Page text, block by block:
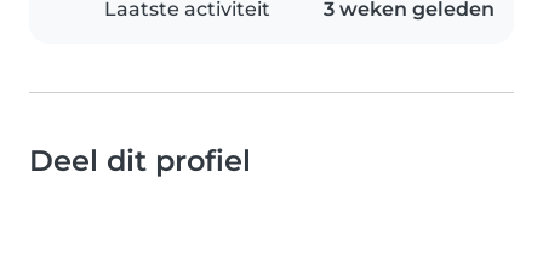
Laatste activiteit 3 weken geleden
Deel dit profiel